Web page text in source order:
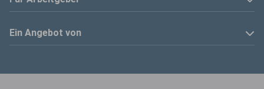
Anzeige schalten
Ein Angebot von